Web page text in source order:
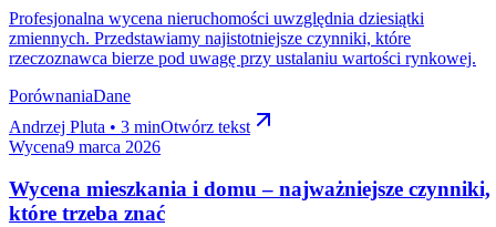
Profesjonalna wycena nieruchomości uwzględnia dziesiątki
zmiennych. Przedstawiamy najistotniejsze czynniki, które
rzeczoznawca bierze pod uwagę przy ustalaniu wartości rynkowej.
PorównaniaDane
Andrzej Pluta • 3 minOtwórz tekst
Wycena9 marca 2026
Wycena mieszkania i domu – najważniejsze czynniki,
które trzeba znać